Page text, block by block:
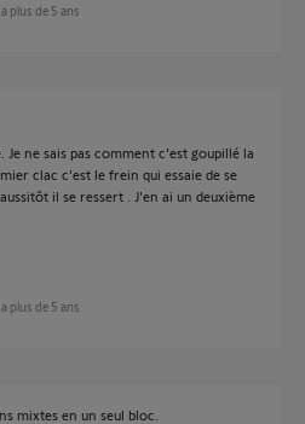
a plus de 5 ans
Je ne sais pas comment c'est goupillé la
clac c'est le frein qui essaie de se
il se ressert . J'en ai un deuxième
a plus de 5 ans
mixtes en un seul bloc.